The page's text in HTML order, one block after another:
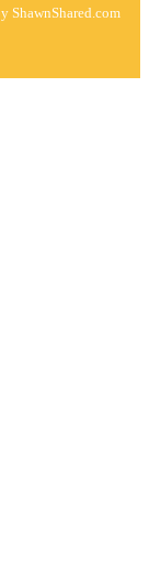
ShawnShared.com